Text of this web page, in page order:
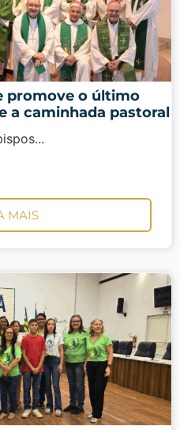
promove o último
a caminhada pastoral
MAIS